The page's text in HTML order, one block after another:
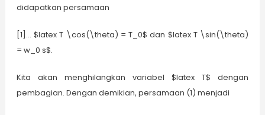
didapatkan persamaan
[1]… $latex T \cos(\theta) = T_0$ dan $latex T \sin(\theta)
= w_0 s$.
Kita akan menghilangkan variabel $latex T$ dengan
pembagian. Dengan demikian, persamaan (1) menjadi